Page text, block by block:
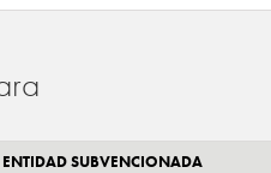
ENTIDAD SUBVENCIONADA